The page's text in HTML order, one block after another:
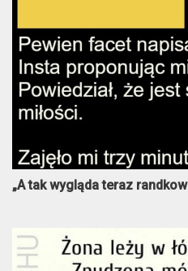
„A tak wygląda teraz